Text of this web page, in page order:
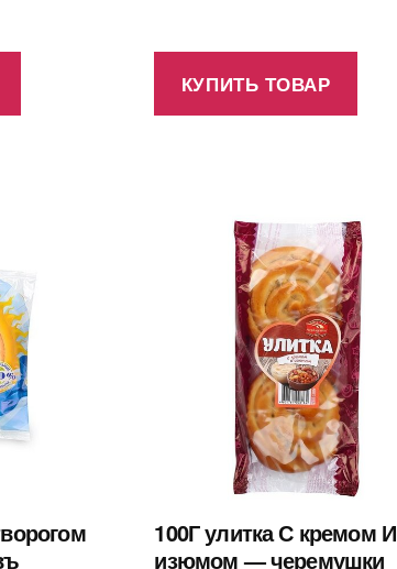
КУПИТЬ ТОВАР
100Г улитка С кремом И
изюмом — черемушки